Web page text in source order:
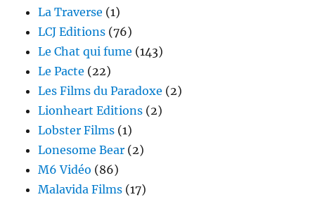
La Traverse (1)
LCJ Editions (76)
Le Chat qui fume (143)
Le Pacte (22)
Les Films du Paradoxe (2)
Lionheart Editions (2)
Lobster Films (1)
Lonesome Bear (2)
M6 Vidéo (86)
Malavida Films (17)